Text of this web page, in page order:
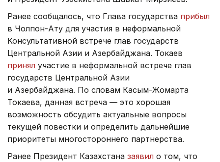
Ранее сообщалось, что Глава государства прибыл
в Чолпон-Ату для участия в неформальной
Консультативной встрече глав государств
Центральной Азии и Азербайджана. Токаев
принял участие в неформальной встрече глав
государств Центральной Азии
и Азербайджана. По словам Касым-Жомарта
Токаева, данная встреча — это хорошая
возможность обсудить актуальные вопросы
текущей повестки и определить дальнейшие
приоритеты многостороннего партнерства.
Ранее Президент Казахстана заявил о том, что